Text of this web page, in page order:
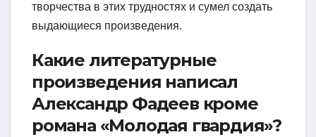
творчества в этих трудностях и сумел создать
выдающиеся произведения.
Какие литературные
произведения написал
Александр Фадеев кроме
романа «Молодая гвардия»?